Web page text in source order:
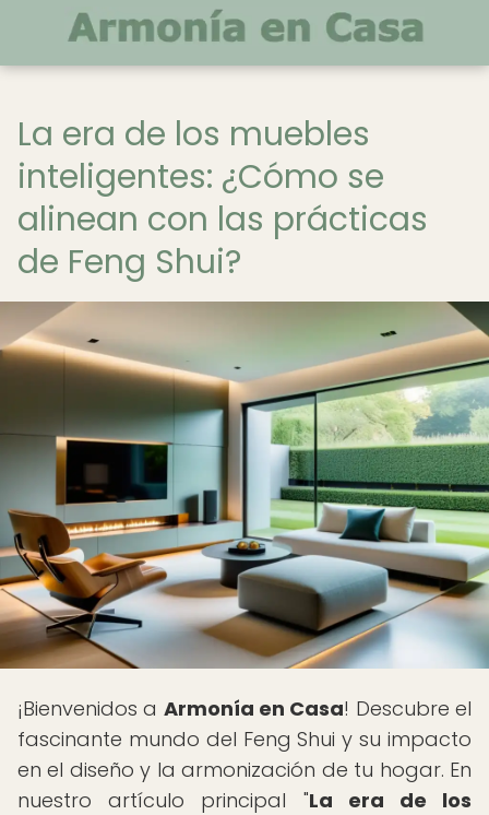
La era de los muebles
inteligentes: ¿Cómo se
alinean con las prácticas
de Feng Shui?
¡Bienvenidos a Armonía en Casa! Descubre el
fascinante mundo del Feng Shui y su impacto
en el diseño y la armonización de tu hogar. En
nuestro artículo principal "La era de los